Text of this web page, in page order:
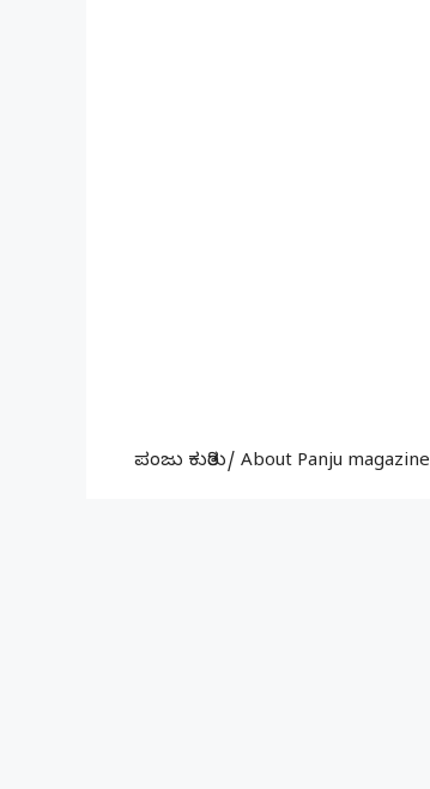
ಪಂಜು ಕುರಿತು/ About Panju magazine